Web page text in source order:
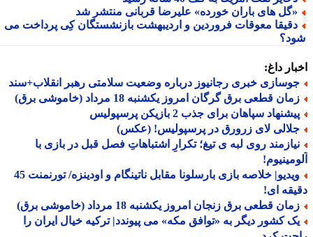
های باران خورده» علیرضا قربانی منتشر شد
معوقات فروردین و اردیبهشت بازنشستگان کِی پرداخت می
داغ:
خبری رجانیوز درباره وضعیت سلامتی رهبر انقلاب+سند
قطعی برق گرگان امروز یکشنبه 18 مرداد (خاموشی برق)
سپاهان برای جذب 2 بازیکن پرسپولیس
لای زرورق در پرسپولیس! (عکس)
روی لبه ی تیغ؛ تکرارِ اشتباهاتِ فصل قبل در بازی با
ویدیو| خلاصه بازی بارسلونا مقابل ناتینگام و اودینزه/ تورنمنت 45
ای!
قطعی برق زنجان امروز یکشنبه 18 مرداد (خاموشی برق)
کشور دیگر به «توافق مکه» می پیوندد| ترکیه خیال ایران را